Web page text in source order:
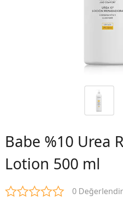
Babe %10 Urea
Lotion 500 ml
0